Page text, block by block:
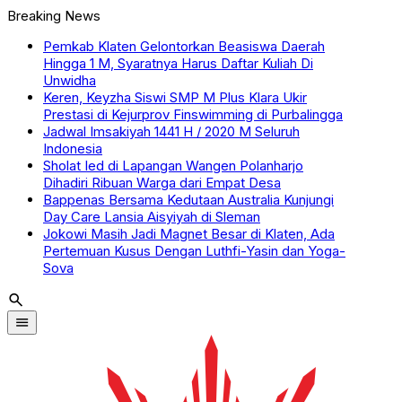
Breaking News
Pemkab Klaten Gelontorkan Beasiswa Daerah
Hingga 1 M, Syaratnya Harus Daftar Kuliah Di
Unwidha
Keren, Keyzha Siswi SMP M Plus Klara Ukir
Prestasi di Kejurprov Finswimming di Purbalingga
Jadwal Imsakiyah 1441 H / 2020 M Seluruh
Indonesia
Sholat Ied di Lapangan Wangen Polanharjo
Dihadiri Ribuan Warga dari Empat Desa
Bappenas Bersama Kedutaan Australia Kunjungi
Day Care Lansia Aisyiyah di Sleman
Jokowi Masih Jadi Magnet Besar di Klaten, Ada
Pertemuan Kusus Dengan Luthfi-Yasin dan Yoga-
Sova
search
menu